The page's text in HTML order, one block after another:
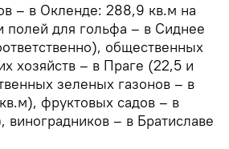
– в Окленде: 288,9 кв.м на
полей для гольфа – в Сиднее
общественных
хозяйств – в Праге (22,5 и
зеленых газонов – в
фруктовых садов – в
виноградников – в Братиславе